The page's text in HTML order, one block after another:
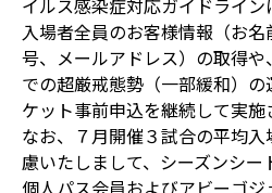
イルス感染症対応ガイドライ
入場者全員のお客様情報（お
号、メールアドレス）の取得や
での超厳戒態勢（一部緩和）
ケット事前申込を継続して実施
なお、７月開催３試合の平均
慮いたしまして、シーズンシー
個人パス会員およびアビーゴジ